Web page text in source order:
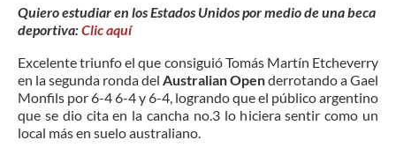
Quiero estudiar en los Estados Unidos por medio de una beca
deportiva:Clic aquí
Excelente triunfo el que consiguió Tomás Martín Etcheverry
en la segunda ronda del Australian Openderrotando a Gael
Monfils por 6-4 6-4 y 6-4, logrando que el público argentino
que se dio cita en la cancha no.3 lo hiciera sentir como un
local más en suelo australiano.